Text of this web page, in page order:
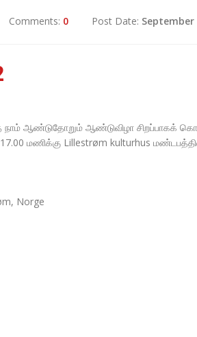
Comments: 0 Post Date: September
நாம் ஆண்டுதோறும் ஆண்டுவிழா சிறப்பாகக்
மணிக்கு Lillestrøm kulturhus
Norge